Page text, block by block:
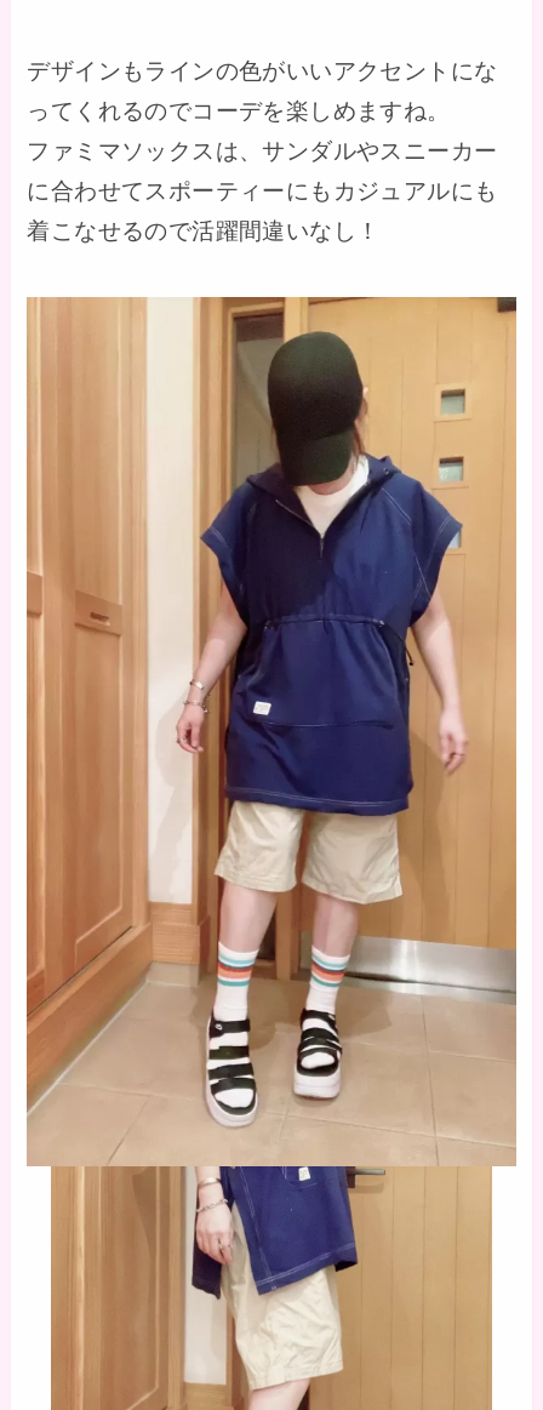
デザインもラインの色がいいアクセントにな
ってくれるのでコーデを楽しめますね。
ファミマソックスは、サンダルやスニーカー
に合わせてスポーティーにもカジュアルにも
着こなせるので活躍間違いなし！